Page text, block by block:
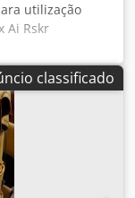
utilização
Ai Rskr
classificado